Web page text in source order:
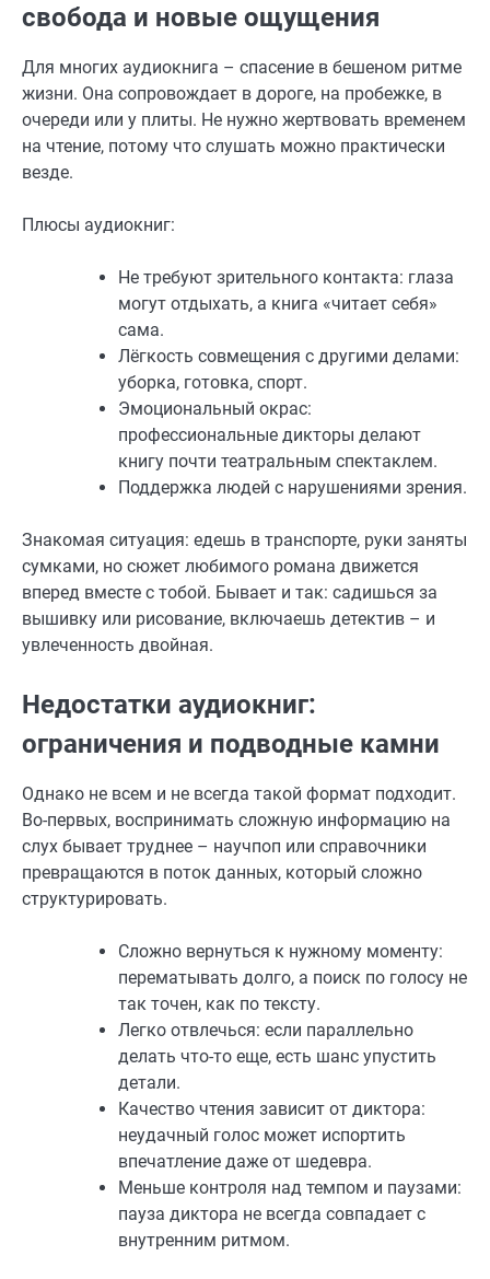
свобода и новые ощущения
Для многих аудиокнига – спасение в бешеном ритме
жизни. Она сопровождает в дороге, на пробежке, в
очереди или у плиты. Не нужно жертвовать временем
на чтение, потому что слушать можно практически
везде.
Плюсы аудиокниг:
Не требуют зрительного контакта: глаза
могут отдыхать, а книга «читает себя»
сама.
Лёгкость совмещения с другими делами:
уборка, готовка, спорт.
Эмоциональный окрас:
профессиональные дикторы делают
книгу почти театральным спектаклем.
Поддержка людей с нарушениями зрения.
Знакомая ситуация: едешь в транспорте, руки заняты
сумками, но сюжет любимого романа движется
вперед вместе с тобой. Бывает и так: садишься за
вышивку или рисование, включаешь детектив – и
увлеченность двойная.
Недостатки аудиокниг:
ограничения и подводные камни
Однако не всем и не всегда такой формат подходит.
Во-первых, воспринимать сложную информацию на
слух бывает труднее – научпоп или справочники
превращаются в поток данных, который сложно
структурировать.
Сложно вернуться к нужному моменту:
перематывать долго, а поиск по голосу не
так точен, как по тексту.
Легко отвлечься: если параллельно
делать что-то еще, есть шанс упустить
детали.
Качество чтения зависит от диктора:
неудачный голос может испортить
впечатление даже от шедевра.
Меньше контроля над темпом и паузами:
пауза диктора не всегда совпадает с
внутренним ритмом.